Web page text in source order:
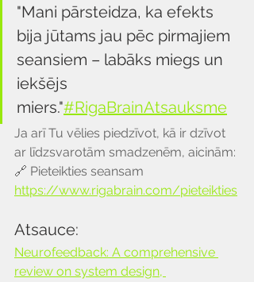
"Mani pārsteidza, ka efekts
bija jūtams jau pēc pirmajiem
seansiem – labāks miegs un
iekšējs
miers."#RigaBrainAtsauksme
Ja arī Tu vēlies piedzīvot, kā ir dzīvot
ar līdzsvarotām smadzenēm, aicinām:
🔗 Pieteikties seansam
https://www.rigabrain.com/pieteikties
Atsauce:
Neurofeedback: A comprehensive
review on system design,